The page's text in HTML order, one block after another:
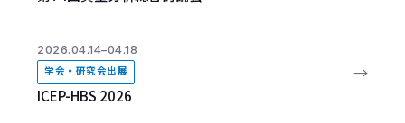
2026.04.14–04.18
学会・研究会出展
ICEP-HBS 2026
→